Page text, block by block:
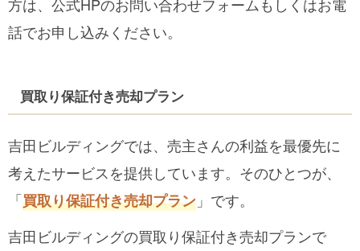
話でお申し込みください。
買取り保証付き売却プラン
吉田ビルディングでは、売主さんの利益を最優先に
考えたサービスを提供しています。そのひとつが、
「買取り保証付き売却プラン 」です。
吉田ビルディングの買取り保証付き売却プランで